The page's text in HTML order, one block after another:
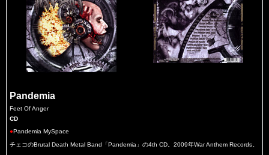
Pandemia
Feet Of Anger
CD
●Pandemia MySpace
チェコのBrutal Death Metal Band「Pandemia」の4th CD。2009年War Anthem Records。